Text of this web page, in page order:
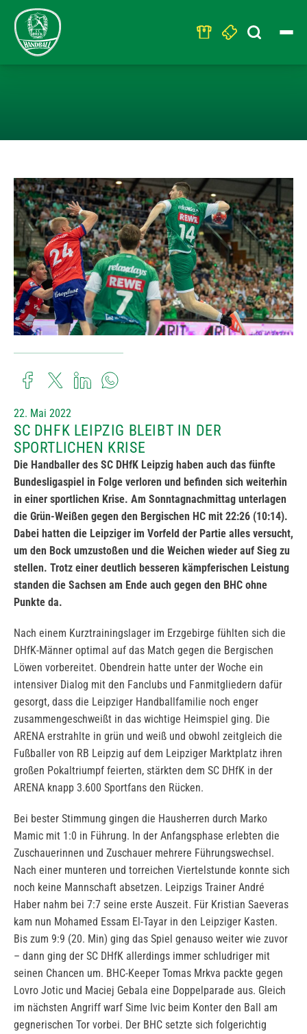
Search
for:
22. Mai 2022
SC DHFK LEIPZIG BLEIBT IN DER
SPORTLICHEN KRISE
Die Handballer des SC DHfK Leipzig haben auch das fünfte
Bundesligaspiel in Folge verloren und befinden sich weiterhin
in einer sportlichen Krise. Am Sonntagnachmittag unterlagen
die Grün-Weißen gegen den Bergischen HC mit 22:26 (10:14).
Dabei hatten die Leipziger im Vorfeld der Partie alles versucht,
um den Bock umzustoßen und die Weichen wieder auf Sieg zu
stellen. Trotz einer deutlich besseren kämpferischen Leistung
standen die Sachsen am Ende auch gegen den BHC ohne
Punkte da.
Nach einem Kurztrainingslager im Erzgebirge fühlten sich die
DHfK-Männer optimal auf das Match gegen die Bergischen
Löwen vorbereitet. Obendrein hatte unter der Woche ein
intensiver Dialog mit den Fanclubs und Fanmitgliedern dafür
gesorgt, dass die Leipziger Handballfamilie noch enger
zusammengeschweißt in das wichtige Heimspiel ging. Die
ARENA erstrahlte in grün und weiß und obwohl zeitgleich die
Fußballer von RB Leipzig auf dem Leipziger Marktplatz ihren
großen Pokaltriumpf feierten, stärkten dem SC DHfK in der
ARENA knapp 3.600 Sportfans den Rücken.
Bei bester Stimmung gingen die Hausherren durch Marko
Mamic mit 1:0 in Führung. In der Anfangsphase erlebten die
Zuschauerinnen und Zuschauer mehrere Führungswechsel.
Nach einer munteren und torreichen Viertelstunde konnte sich
noch keine Mannschaft absetzen. Leipzigs Trainer André
Haber nahm bei 7:7 seine erste Auszeit. Für Kristian Saeveras
kam nun Mohamed Essam El-Tayar in den Leipziger Kasten.
Bis zum 9:9 (20. Min) ging das Spiel genauso weiter wie zuvor
– dann ging der SC DHfK allerdings immer schludriger mit
seinen Chancen um. BHC-Keeper Tomas Mrkva packte gegen
Lovro Jotic und Maciej Gebala eine Doppelparade aus. Gleich
im nächsten Angriff warf Sime Ivic beim Konter den Ball am
gegnerischen Tor vorbei. Der BHC setzte sich folgerichtig